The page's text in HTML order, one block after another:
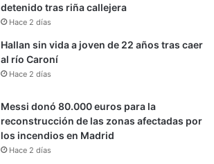
detenido tras riña callejera
Hace 2 días
Hallan sin vida a joven de 22 años tras caer
al río Caroní
Hace 2 días
Messi donó 80.000 euros para la
reconstrucción de las zonas afectadas por
los incendios en Madrid
Hace 2 días